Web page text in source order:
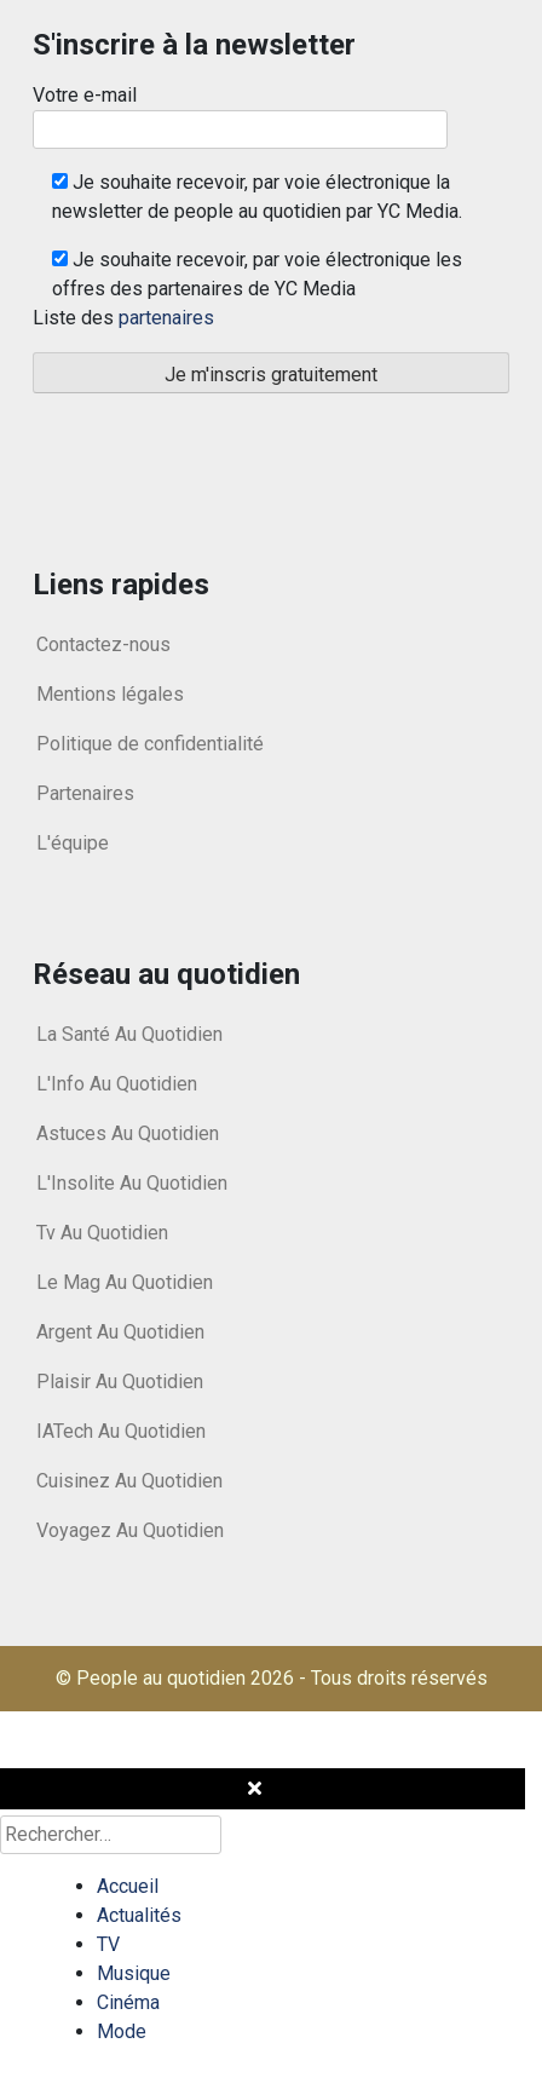
S'inscrire à la newsletter
Votre e-mail
Je souhaite recevoir, par voie électronique la
newsletter de people au quotidien par YC Media.
Je souhaite recevoir, par voie électronique les
offres des partenaires de YC Media
Liste des partenaires
Liens rapides
Contactez-nous
Mentions légales
Politique de confidentialité
Partenaires
L'équipe
Réseau au quotidien
La Santé Au Quotidien
L'Info Au Quotidien
Astuces Au Quotidien
L'Insolite Au Quotidien
Tv Au Quotidien
Le Mag Au Quotidien
Argent Au Quotidien
Plaisir Au Quotidien
IATech Au Quotidien
Cuisinez Au Quotidien
Voyagez Au Quotidien
© People au quotidien 2026 - Tous droits réservés
Rechercher :
Accueil
Actualités
TV
Musique
Cinéma
Mode